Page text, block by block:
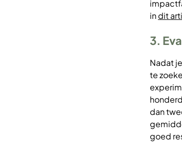
indit
3.
Nadat
te
dan
goed